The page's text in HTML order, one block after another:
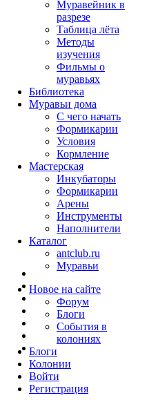
Муравейник в
разрезе
Таблица лёта
Методы
изучения
Фильмы о
муравьях
Библиотека
Муравьи дома
С чего начать
Формикарии
Условия
Кормление
Мастерская
Инкубаторы
Формикарии
Арены
Инструменты
Наполнители
Каталог
antclub.ru
Муравьи
Новое на сайте
Форум
Блоги
События в
колониях
Блоги
Колонии
Войти
Peгиcтpaция